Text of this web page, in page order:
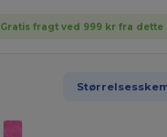
Gratis fragt ved 999 kr fra dette